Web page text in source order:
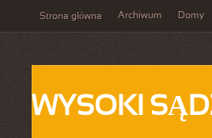
Strona główna Archiwum Domy
WYSOKI